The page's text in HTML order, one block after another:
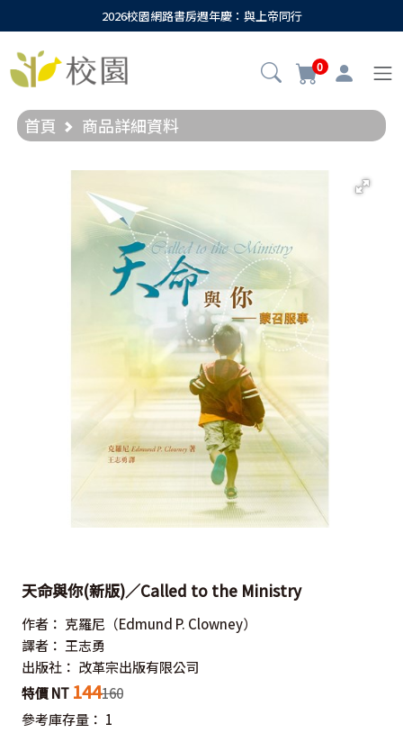
2026校園網路書房週年慶：與上帝同行
0
首頁 商品詳細資料
天命與你(新版)／Called to the Ministry
作者： 克羅尼（Edmund P. Clowney）
譯者： 王志勇
出版社： 改革宗出版有限公司
特價 NT 144160
參考庫存量： 1